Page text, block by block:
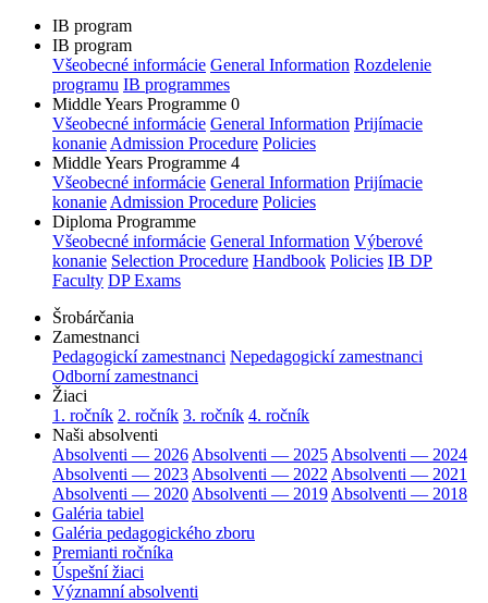
IB program
IB program
Všeobecné informácie General Information Rozdelenie
programu IB programmes
Middle Years Programme 0
Všeobecné informácie General Information Prijímacie
konanie Admission Procedure Policies
Middle Years Programme 4
Všeobecné informácie General Information Prijímacie
konanie Admission Procedure Policies
Diploma Programme
Všeobecné informácie General Information Výberové
konanie Selection Procedure Handbook Policies IB DP
Faculty DP Exams
Šrobárčania
Zamestnanci
Pedagogickí zamestnanci Nepedagogickí zamestnanci
Odborní zamestnanci
Žiaci
1. ročník 2. ročník 3. ročník 4. ročník
Naši absolventi
Absolventi — 2026 Absolventi — 2025 Absolventi — 2024
Absolventi — 2023 Absolventi — 2022 Absolventi — 2021
Absolventi — 2020 Absolventi — 2019 Absolventi — 2018
Galéria tabiel
Galéria pedagogického zboru
Premianti ročníka
Úspešní žiaci
Významní absolventi